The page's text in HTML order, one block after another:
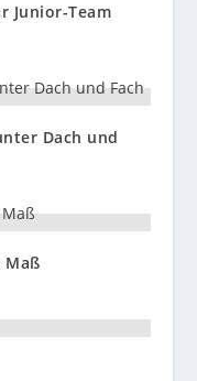
Junior-Team
Dach und
Maß